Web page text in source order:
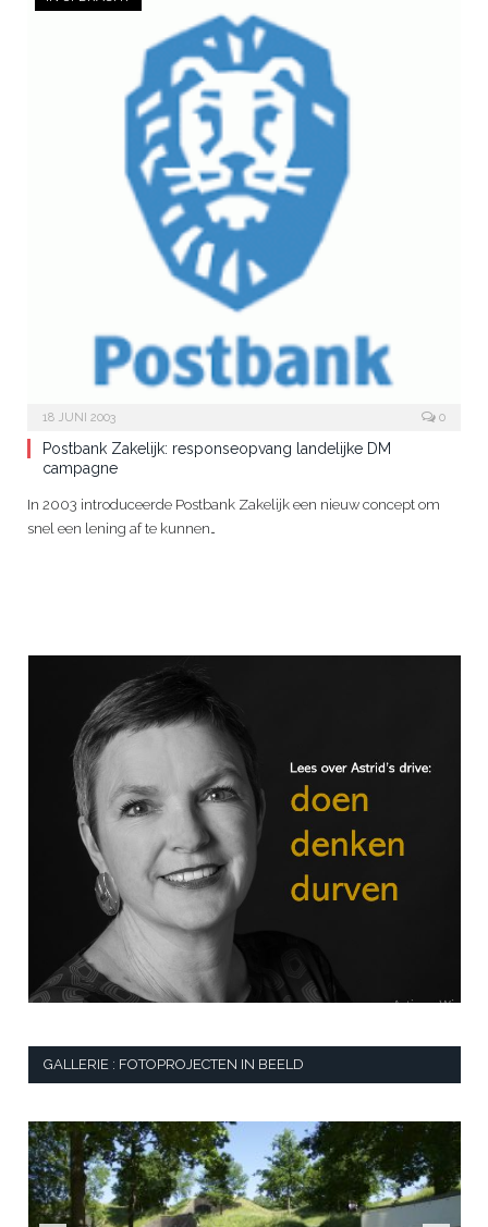
18 JUNI 2003 0
Postbank Zakelijk: responseopvang landelijke DM
campagne
In 2003 introduceerde Postbank Zakelijk een nieuw concept om
snel een lening af te kunnen…
GALLERIE : FOTOPROJECTEN IN BEELD